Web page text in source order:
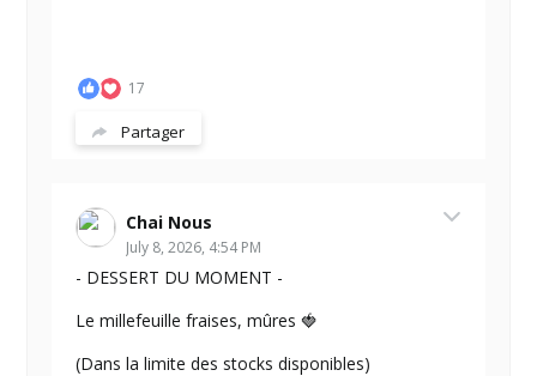
17
Partager
Chai Nous
July 8, 2026, 4:54 PM
- DESSERT DU MOMENT -
Le millefeuille fraises, mûres 🍓
(Dans la limite des stocks disponibles)